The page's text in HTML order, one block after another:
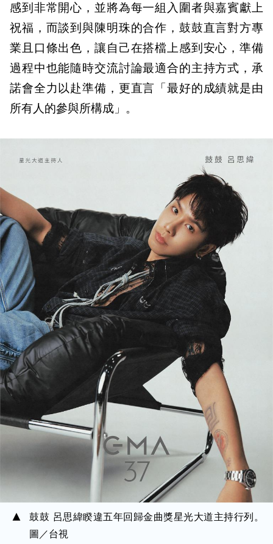
感到非常開心，並將為每一組入圍者與嘉賓獻上
祝福，而談到與陳明珠的合作，鼓鼓直言對方專
業且口條出色，讓自己在搭檔上感到安心，準備
過程中也能隨時交流討論最適合的主持方式，承
諾會全力以赴準備，更直言「最好的成績就是由
所有人的參與所構成」。
鼓鼓 呂思緯睽違五年回歸金曲獎星光大道主持行列。
圖／台視